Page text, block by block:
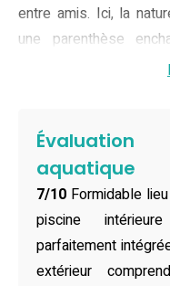
entre amis. Ici, la
une parenthèse
quelques encablures
une chambre
ou une échappée à
maison dispose d’un
moderne et d’une
machine à café, lave-
préparer de délicieux
aquatique
7/10 Formidable
piscine
parfaitement
extérieur